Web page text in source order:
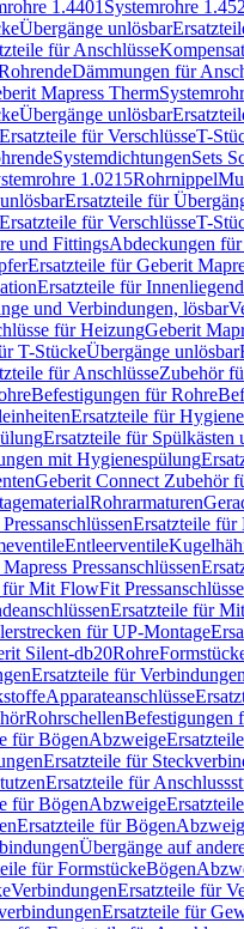
1.4401 Systemrohre
Übergänge unlösbar
für Anschlüsse
Dämmungen für
Mapress Therm
Übergänge unlösbar
Ersatzteile für VerschlüsseT-
SystemdichtungenSets
1.0215Rohrnippel
Ersatzteile für
Ersatzteile für VerschlüsseT-
und FittingsAbdeckungen
Ersatzteile für Geberit
Ersatzteile für
und Verbindungen, lösbar
für HeizungGeberit
T-StückeÜbergänge unlösbar
für AnschlüsseZubehör
Befestigungen für Rohre
Ersatzteile für
Ersatzteile für
mit Hygienespülung
Geberit Connect Zubehör
Rohrarmaturen
Ersatzteile für
Entleerventile
Pressanschlüssen
Mit FlowFit
Ersatzteile für
für UP-Montage
Silent-db20Rohre
Ersatzteile für Verbindungen
Apparateanschlüsse
RohrschellenBefestigungen
für BögenAbzweige
Ersatzteile für
Ersatzteile für
für BögenAbzweige
Ersatzteile für Bögen
Übergänge auf
für FormstückeBögen
VerbindungenErsatzteile für
Ersatzteile für